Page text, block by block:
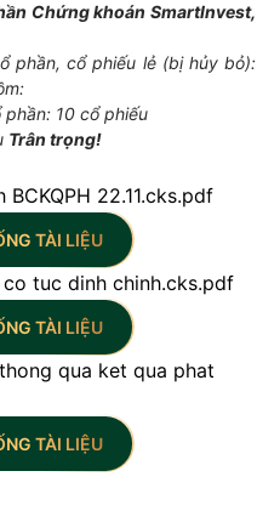
Chứng khoán SmartInvest,
phần, cổ phiếu lẻ (bị hủy bỏ):
10 cổ phiếu
Trân trọng!
BCKQPH 22.11.cks.pdf
TÀI LIỆU
co tuc dinh chinh.cks.pdf
TÀI LIỆU
qua ket qua phat
TÀI LIỆU